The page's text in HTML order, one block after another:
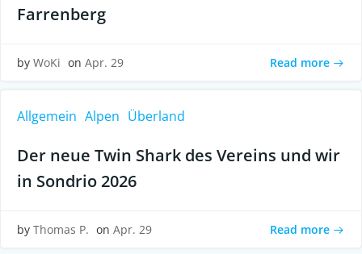
Farrenberg
by WoKi on Apr. 29 Read more
Allgemein Alpen Überland
Der neue Twin Shark des Vereins und wir
in Sondrio 2026
by Thomas P. on Apr. 29 Read more